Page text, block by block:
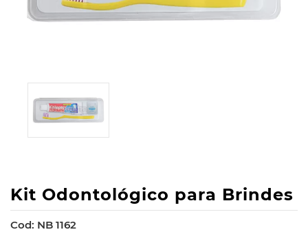
Kit Odontológico para Brindes
Cod: NB 1162